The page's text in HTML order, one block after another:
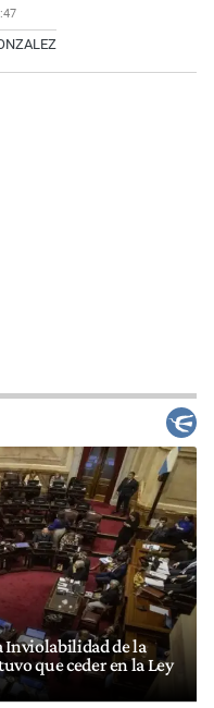
Inviolabilidad de la
que ceder en la Ley